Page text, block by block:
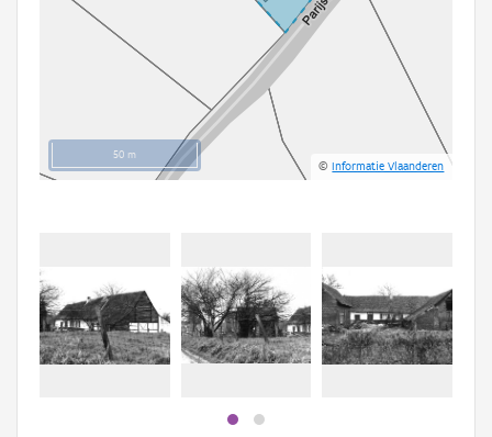
50 m
©Informatie Vlaanderen